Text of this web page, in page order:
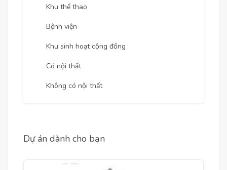
Khu thể thao
Bệnh viện
Khu sinh hoạt cộng đồng
Có nội thất
Không có nội thất
Dự án dành cho bạn